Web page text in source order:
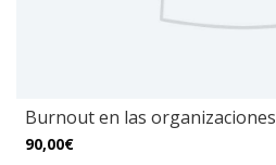
Burnout en las organizaciones
90,00€